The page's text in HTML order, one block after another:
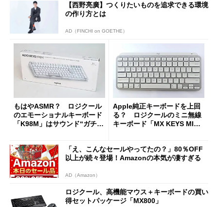
【西野亮廣】つくりたいものを追求できる環境
の作り方とは
AD（FINCHI on GOETHE）
もはやASMR？ ロジクール
のエモーショナルキーボード
「K98M」はサウンド“ガチ
Apple純正キーボードを上回
る？ ロジクールのミニ無線
キーボード「MX KEYS MINI
「え、こんなセールやってたの？」80％OFF
以上が続々登場！Amazonの本気が凄すぎる
AD（Amazon）
ロジクール、高機能マウス＋キーボードの買い
得セットパッケージ「MX800」